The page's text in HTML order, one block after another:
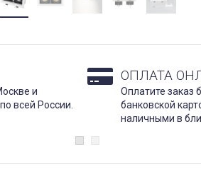
и
всей России.
ОПЛАТА
Оплатите заказ
банковской
наличными в